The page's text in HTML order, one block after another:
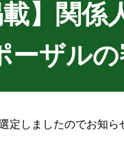
載】関
ーザル
定しましたのでお知ら